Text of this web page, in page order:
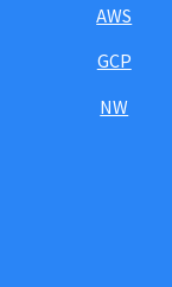
AWS
GCP
NW